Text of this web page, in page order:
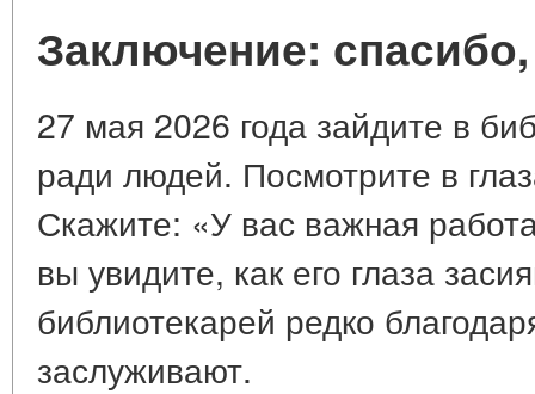
Заключение:
27 мая 2026 года зайдите в
ради людей. Посмотрите в
Скажите: «У вас важная
вы увидите, как его глаза
библиотекарей редко
заслуживают.